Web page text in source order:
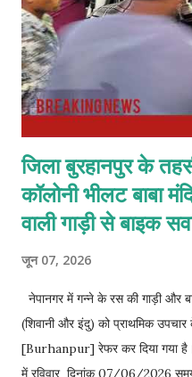
बजट का सही उपयोग हुआ ह...
जिला बुरहानपुर के
कॉलोनी भीलट बाबा
वाली गाड़ी से बाइक
जून 07, 2026
नेपानगर में गन्ने के रस की गाड़ी और
(शिवानी और इंदु) को प्राथमिक
[Burhanpur] रेफर कर दिया गया
में रविवार दिनांक 07/06/2026